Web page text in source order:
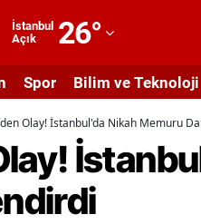
İstanbul
Açık
26°
Adıyaman
Afyonkarahisar
Ağrı
Amasya
Spor Bilim ve Teknoloji
Olay! İstanbul'da Nikah Memuru